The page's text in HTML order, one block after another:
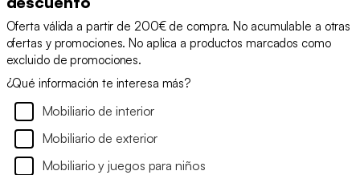
Oferta válida a partir de 200€ de compra. No acumulable a otras
ofertas y promociones. No aplica a productos marcados como
excluido de promociones.
¿Qué información te interesa más?
Mobiliario de interior
Mobiliario de exterior
Mobiliario y juegos para niños